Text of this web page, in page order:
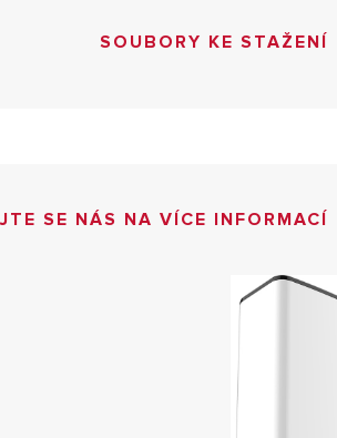
SOUBORY KE STAŽENÍ
SE NÁS NA VÍCE INFORMACÍ